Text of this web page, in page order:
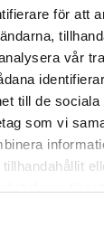
för att
vår
till de sociala
som vi